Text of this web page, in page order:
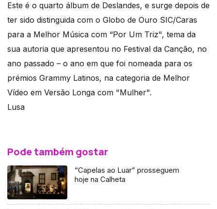
Este é o quarto álbum de Deslandes, e surge depois de
ter sido distinguida com o Globo de Ouro SIC/Caras
para a Melhor Música com “Por Um Triz", tema da
sua autoria que apresentou no Festival da Canção, no
ano passado – o ano em que foi nomeada para os
prémios Grammy Latinos, na categoria de Melhor
Vídeo em Versão Longa com "Mulher".
Lusa
Pode também gostar
“Capelas ao Luar” prosseguem
hoje na Calheta